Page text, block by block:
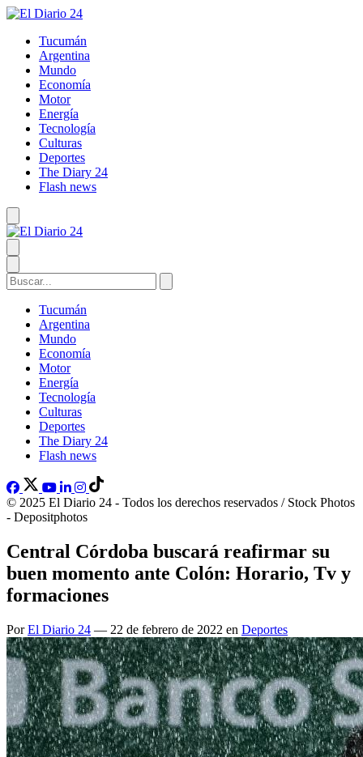
Tucumán
Argentina
Mundo
Economía
Motor
Energía
Tecnología
Culturas
Deportes
The Diary 24
Flash news
Tucumán
Argentina
Mundo
Economía
Motor
Energía
Tecnología
Culturas
Deportes
The Diary 24
Flash news
© 2025 El Diario 24 - Todos los derechos reservados / Stock Photos
- Depositphotos
Central Córdoba buscará reafirmar su
buen momento ante Colón: Horario, Tv y
formaciones
PorEl Diario 24 — 22 de febrero de 2022 en Deportes